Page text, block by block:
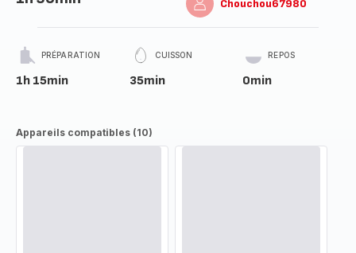
Chouchou67980
PRÉPARATION
1h 15min
CUISSON
35min
REPOS
0min
Appareils compatibles (10)